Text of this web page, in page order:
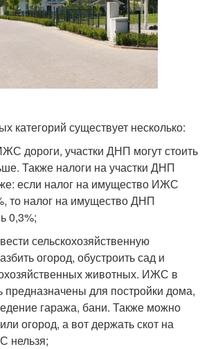
категорий существует несколько:
дороги, участки ДНП могут стоить
Также налоги на участки ДНП
если налог на имущество ИЖС
то налог на имущество ДНП
0,3%;
сельскохозяйственную
огород, обустроить сад и
животных. ИЖС в
предназначены для постройки дома,
гаража, бани. Также можно
огород, а вот держать скот на
нельзя;